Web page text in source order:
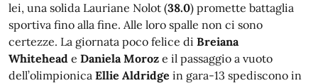
lei, una solida Lauriane Nolot (38.0) promette battaglia
sportiva fino alla fine. Alle loro spalle non ci sono
certezze. La giornata poco felice di Breiana
Whitehead e Daniela Moroz e il passaggio a vuoto
dell’olimpionica Ellie Aldridge in gara-13 spediscono in